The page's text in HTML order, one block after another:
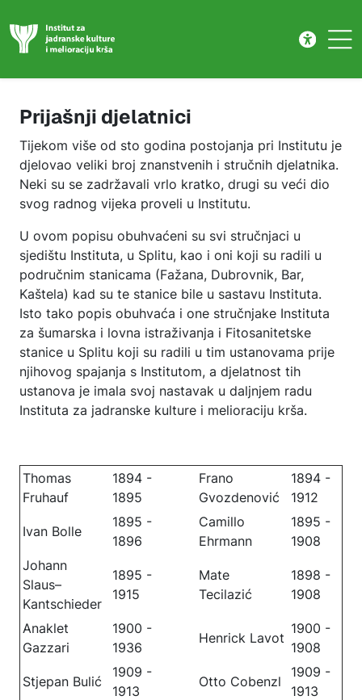
Prijašnji djelatnici
Tijekom više od sto godina postojanja pri Institutu je
djelovao veliki broj znanstvenih i stručnih djelatnika.
Neki su se zadržavali vrlo kratko, drugi su veći dio
svog radnog vijeka proveli u Institutu.
U ovom popisu obuhvaćeni su svi stručnjaci u
sjedištu Instituta, u Splitu, kao i oni koji su radili u
područnim stanicama (Fažana, Dubrovnik, Bar,
Kaštela) kad su te stanice bile u sastavu Instituta.
Isto tako popis obuhvaća i one stručnjake Instituta
za šumarska i lovna istraživanja i Fitosanitetske
stanice u Splitu koji su radili u tim ustanovama prije
njihovog spajanja s Institutom, a djelatnost tih
ustanova je imala svoj nastavak u daljnjem radu
Instituta za jadranske kulture i melioraciju krša.
Thomas
Fruhauf
1894 -
1895
Frano
Gvozdenović
1894 -
1912
Ivan Bolle
1895 -
1896
Camillo
Ehrmann
1895 -
1908
Johann
Slaus–
Kantschieder
1895 -
1915
Mate
Tecilazić
1898 -
1908
Anaklet
Gazzari
1900 -
1936
Henrick Lavot
1900 -
1908
Stjepan Bulić
1909 -
1913
Otto Cobenzl
1909 -
1913